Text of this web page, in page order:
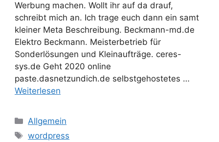
Werbung machen. Wollt ihr auf da drauf,
schreibt mich an. Ich trage euch dann ein samt
kleiner Meta Beschreibung. Beckmann-md.de
Elektro Beckmann. Meisterbetrieb für
Sonderlösungen und Kleinaufträge. ceres-
sys.de Geht 2020 online
paste.dasnetzundich.de selbstgehostetes …
Weiterlesen
Kategorien
Allgemein
Schlagwörter
wordpress